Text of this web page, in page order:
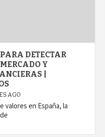
DETECTAR
Y
|
AGO
valores en España, la